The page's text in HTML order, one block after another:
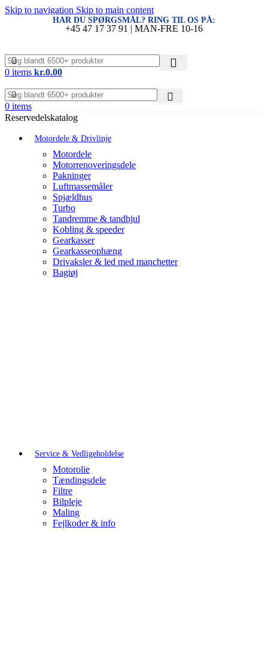
Skip to navigation Skip to main content
HAR DU SPØRGSMÅL? RING TIL OS PÅ:
+45 47 17 37 91 | MAN-FRE 10-16
0 items kr.0.00
0 items
Reservedelskatalog
Motordele & Drivlinje
Motordele
Motorrenoveringsdele
Pakninger
Luftmassemåler
Spjældhus
Turbo
Tandremme & tandhjul
Kobling & speeder
Gearkasser
Gearkasseophæng
Drivaksler & led med manchetter
Bagtøj
Service & Vedligeholdelse
Motorolie
Tændingsdele
Filtre
Bilpleje
Maling
Fejlkoder & info